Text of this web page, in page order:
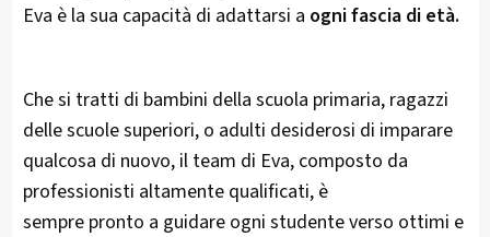
Eva è la sua capacità di adattarsi a ogni fascia di età.
Che si tratti di bambini della scuola primaria, ragazzi
delle scuole superiori, o adulti desiderosi di imparare
qualcosa di nuovo, il team di Eva, composto da
professionisti altamente qualificati, è
sempre pronto a guidare ogni studente verso ottimi e